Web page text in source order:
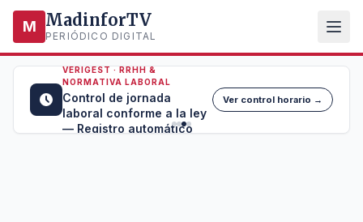
M MadinforTV
PERIÓDICO DIGITAL
VERIGEST · RRHH &
NORMATIVA LABORAL
Control de jornada
laboral conforme a la ley
— Registro automático
Ver control horario →